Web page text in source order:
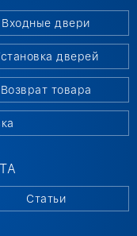
Входные двери
дверей
Возврат товара
Статьи